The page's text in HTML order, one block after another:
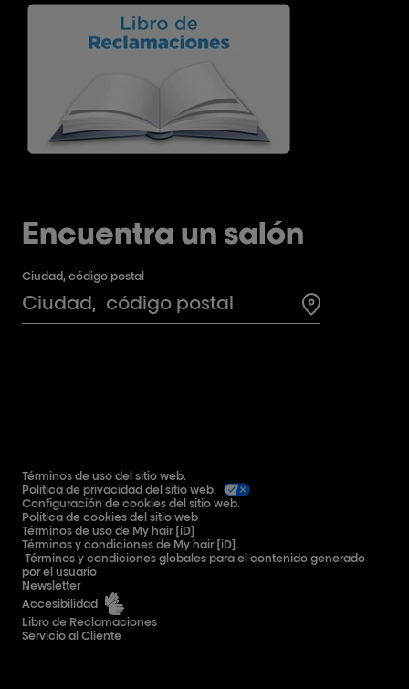
Encuentra un salón
Ciudad, código postal
Search for a
Términos de uso del sitio web.
Política de privacidad del sitio web.
Configuración de cookies del sitio web.
Política de cookies del sitio web
Términos de uso de My hair [iD]
Términos y condiciones de My hair [iD].
Términos y condiciones globales para el contenido generado
por el usuario
Newsletter
Accesibilidad
Libro de Reclamaciones
Servicio al Cliente